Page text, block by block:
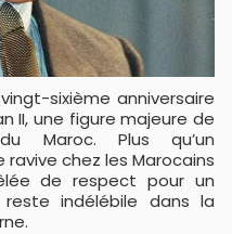
II, une figure majeure de
Maroc. Plus qu’un
chez les Marocains
de respect pour un
reste indélébile dans la